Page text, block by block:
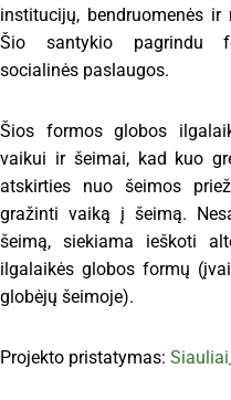
institucijų, bendruomenės ir
Šio santykio pagrindu
socialinės paslaugos.
Šios formos globos
vaikui ir šeimai, kad kuo
atskirties nuo šeimos
gražinti vaiką į šeimą.
šeimą, siekiama ieškoti
ilgalaikės globos formų
globėjų šeimoje).
Projekto pristatymas: